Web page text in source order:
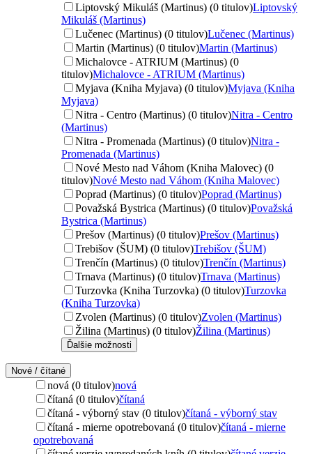
Liptovský Mikuláš (Martinus) (0 titulov)Liptovský
Mikuláš (Martinus)
Lučenec (Martinus) (0 titulov)Lučenec (Martinus)
Martin (Martinus) (0 titulov)Martin (Martinus)
Michalovce - ATRIUM (Martinus) (0
titulov)Michalovce - ATRIUM (Martinus)
Myjava (Kniha Myjava) (0 titulov)Myjava (Kniha
Myjava)
Nitra - Centro (Martinus) (0 titulov)Nitra - Centro
(Martinus)
Nitra - Promenada (Martinus) (0 titulov)Nitra -
Promenada (Martinus)
Nové Mesto nad Váhom (Kniha Malovec) (0
titulov)Nové Mesto nad Váhom (Kniha Malovec)
Poprad (Martinus) (0 titulov)Poprad (Martinus)
Považská Bystrica (Martinus) (0 titulov)Považská
Bystrica (Martinus)
Prešov (Martinus) (0 titulov)Prešov (Martinus)
Trebišov (ŠUM) (0 titulov)Trebišov (ŠUM)
Trenčín (Martinus) (0 titulov)Trenčín (Martinus)
Trnava (Martinus) (0 titulov)Trnava (Martinus)
Turzovka (Kniha Turzovka) (0 titulov)Turzovka
(Kniha Turzovka)
Zvolen (Martinus) (0 titulov)Zvolen (Martinus)
Žilina (Martinus) (0 titulov)Žilina (Martinus)
Ďalšie možnosti
Nové / čítané
nová (0 titulov)nová
čítaná (0 titulov)čítaná
čítaná - výborný stav (0 titulov)čítaná - výborný stav
čítaná - mierne opotrebovaná (0 titulov)čítaná - mierne
opotrebovaná